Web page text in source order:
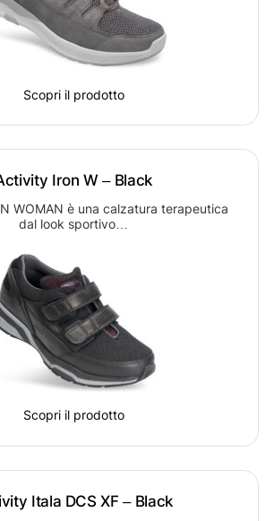
Scopri il prodotto
Iron W – Black
WOMAN è una calzatura terapeutica
dal look sportivo…
Scopri il prodotto
Itala DCS XF – Black